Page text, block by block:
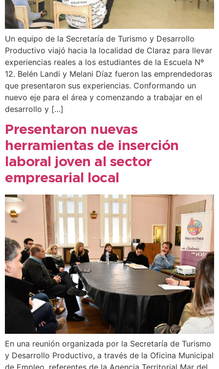
Un equipo de la Secretaría de Turismo y Desarrollo
Productivo viajó hacia la localidad de Claraz para llevar
experiencias reales a los estudiantes de la Escuela Nº
12. Belén Landi y Melani Díaz fueron las emprendedoras
que presentaron sus experiencias. Conformando un
nuevo eje para el área y comenzando a trabajar en el
desarrollo y […]
Presentaron nuevas
herramientas de inserción
laboral joven al sector
empresarial local
En una reunión organizada por la Secretaría de Turismo
y Desarrollo Productivo, a través de la Oficina Municipal
de Empleo, referentes de la Agencia Territorial Mar del